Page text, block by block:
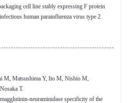
cell line stably expressing F protein
human parainfluenza virus type 2
M, Matsushima Y, Ito M, Nishio M,
T.
neuraminidase specificity of the